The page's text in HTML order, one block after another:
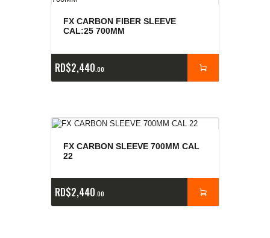
FX CARBON FIBER SLEEVE
CAL:25 700MM
RD$2,440 00
FX CARBON SLEEVE 700MM CAL
22
RD$2,440 00